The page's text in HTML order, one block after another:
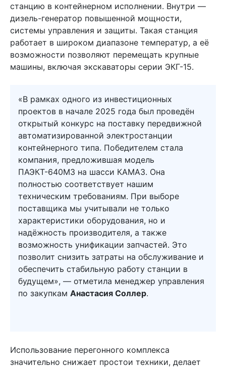
станцию в контейнерном исполнении. Внутри —
дизель-генератор повышенной мощности,
системы управления и защиты. Такая станция
работает в широком диапазоне температур, а её
возможности позволяют перемещать крупные
машины, включая экскаваторы серии ЭКГ-15.
«В рамках одного из инвестиционных
проектов в начале 2025 года был проведён
открытый конкурс на поставку передвижной
автоматизированной электростанции
контейнерного типа. Победителем стала
компания, предложившая модель
ПАЭКТ-640М3 на шасси КАМАЗ. Она
полностью соответствует нашим
техническим требованиям. При выборе
поставщика мы учитывали не только
характеристики оборудования, но и
надёжность производителя, а также
возможность унификации запчастей. Это
позволит снизить затраты на обслуживание и
обеспечить стабильную работу станции в
будущем», — отметила менеджер управления
по закупкам Анастасия Соллер.
Использование перегонного комплекса
значительно снижает простои техники, делает